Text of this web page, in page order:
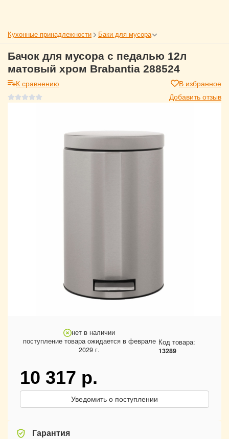
Кухонные принадлежности Баки для мусора
Бачок для мусора с педалью 12л
матовый хром Brabantia 288524
К сравнению
В избранное
Добавить отзыв
нет в наличии
поступление товара ожидается в феврале
2029 г.
Код товара:
13289
10 317 р.
Уведомить о поступлении
Гарантия